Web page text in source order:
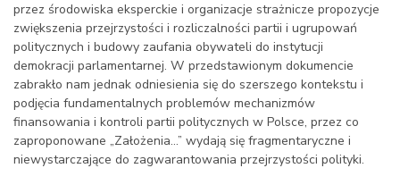
przez środowiska eksperckie i organizacje strażnicze propozycje
zwiększenia przejrzystości i rozliczalności partii i ugrupowań
politycznych i budowy zaufania obywateli do instytucji
demokracji parlamentarnej. W przedstawionym dokumencie
zabrakło nam jednak odniesienia się do szerszego kontekstu i
podjęcia fundamentalnych problemów mechanizmów
finansowania i kontroli partii politycznych w Polsce, przez co
zaproponowane „Założenia…” wydają się fragmentaryczne i
niewystarczające do zagwarantowania przejrzystości polityki.